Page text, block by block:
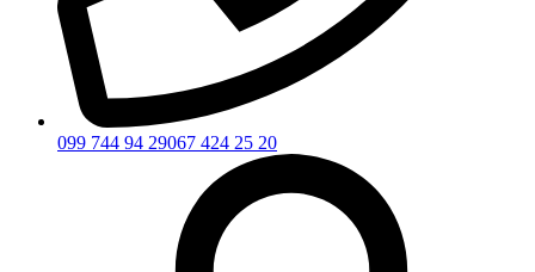
099 744 94 29067 424 25 20